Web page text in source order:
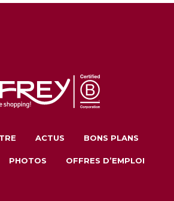
ACTUS BONS PLANS
PHOTOS OFFRES D’EMPLOI